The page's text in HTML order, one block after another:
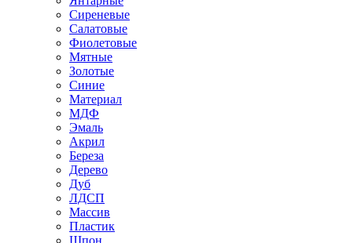
Сиреневые
Салатовые
Фиолетовые
Мятные
Золотые
Синие
Материал
МДФ
Эмаль
Акрил
Береза
Дерево
Дуб
ЛДСП
Массив
Пластик
Шпон